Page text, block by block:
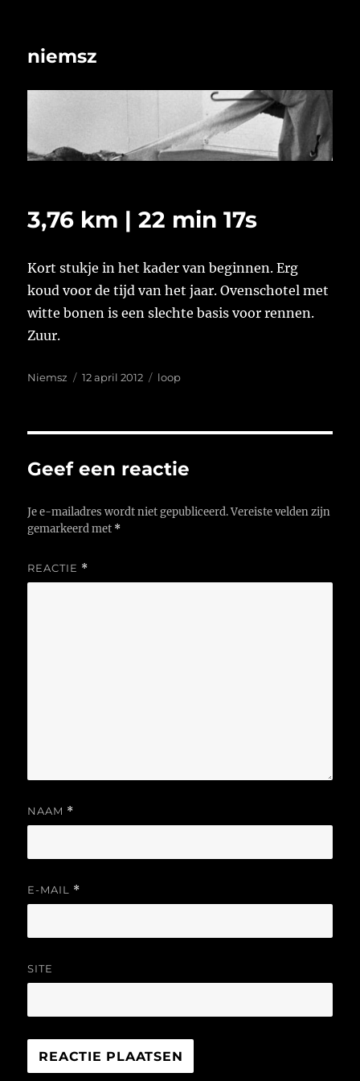
niemsz
3,76 km | 22 min 17s
Kort stukje in het kader van beginnen. Erg
koud voor de tijd van het jaar. Ovenschotel met
witte bonen is een slechte basis voor rennen.
Zuur.
Auteur
Niemsz
Geplaatst
12 april 2012 Tags
loop
Geef een reactie
Je e-mailadres wordt niet gepubliceerd. Vereiste velden zijn
gemarkeerd met *
REACTIE *
NAAM *
E-MAIL *
SITE